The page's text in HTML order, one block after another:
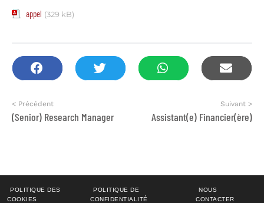
appel (329 kB)
< Précédent
(Senior) Research Manager
Suivant >
Assistant(e) Financier(ère)
POLITIQUE DES
COOKIES
POLITIQUE DE
CONFIDENTIALITÉ
NOUS
CONTACTER